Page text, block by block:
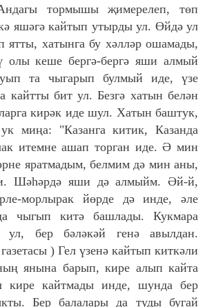
тормышы җимерелеп, төп
яшәгә кайтып утырды ул. Өйдә ул
ятты, хатынга бу хәлләр ошамады,
олы кеше бергә-бергә яши алмый
та чыгарып булмый иде, үзе
кайтты бит ул. Безгә хатын белән
кирәк иде шул. Хатын баштук,
миңа: "Казанга китик, Казанда
итемне ашап торган иде. Ә мин
яратмадым, белмим дә мин аны,
Шәһәрдә яши дә алмыйм. Әй-й,
морлырак йөрде дә инде, әле
чыгып китә башлады. Кукмара
ул, бер бәләкәй генә авылдан.
) Гел үзенә кайтып киткәли
янына барып, кире алып кайта
кире кайтмады инде, шунда бер
Бер балалары да туды бугай